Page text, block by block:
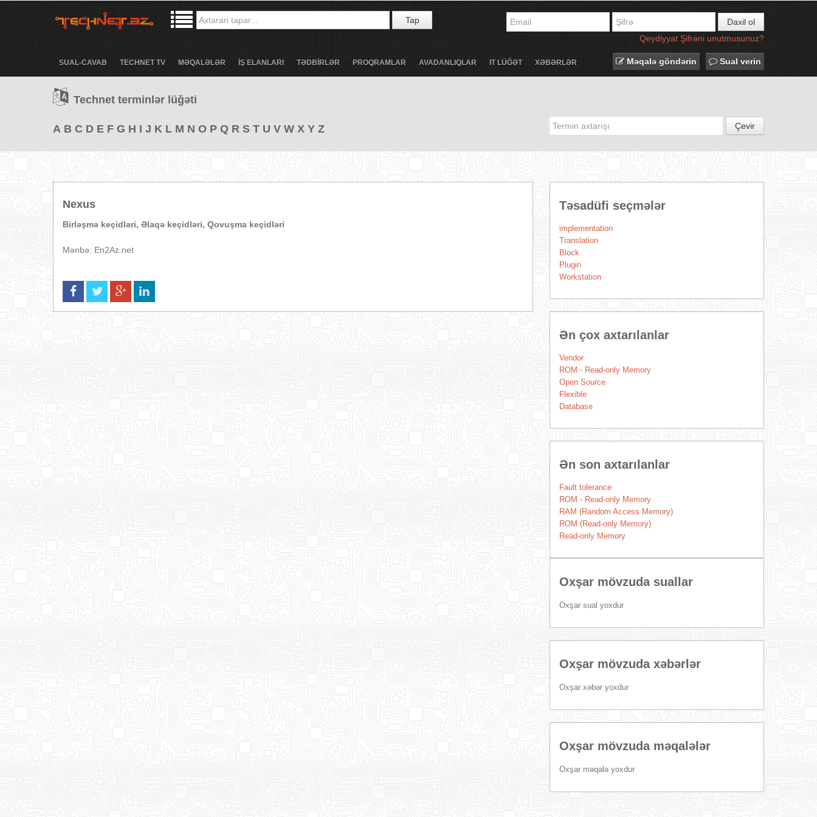
Tap
Daxil ol
Qeydiyyat Şifrəni unutmusunuz?
SUAL-CAVAB TECHNET TV MƏQALƏLƏR İŞ ELANLARI TƏDBİRLƏR PROQRAMLAR AVADANLIQLAR IT LÜĞƏT XƏBƏRLƏR Məqalə göndərin Sual verin
Technet terminlər lüğəti
A B C D E F G H I J K L M N O P Q R S T U V W X Y Z Çevir
Nexus
Birləşmə keçidləri, Əlaqə keçidləri, Qovuşma keçidləri
Mənbə: En2Az.net
Təsadüfi seçmələr
implementation
Translation
Block
Plugin
Workstation
Ən çox axtarılanlar
Vendor
ROM - Read-only Memory
Open Source
Flexible
Database
Ən son axtarılanlar
Fault tolerance
ROM - Read-only Memory
RAM (Random Access Memory)
ROM (Read-only Memory)
Read-only Memory
Oxşar mövzuda suallar
Oxşar sual yoxdur
Oxşar mövzuda xəbərlər
Oxşar xəbər yoxdur
Oxşar mövzuda məqalələr
Oxşar məqalə yoxdur